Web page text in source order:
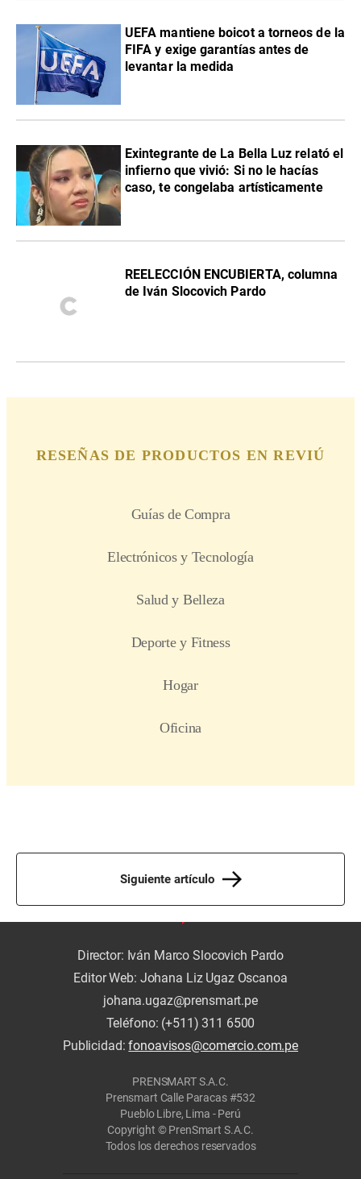
UEFA mantiene boicot a torneos de la
FIFA y exige garantías antes de
levantar la medida
Exintegrante de La Bella Luz relató el
infierno que vivió: Si no le hacías
caso, te congelaba artísticamente
REELECCIÓN ENCUBIERTA, columna
de Iván Slocovich Pardo
Siguiente artículo
Director: Iván Marco Slocovich Pardo
Editor Web: Johana Liz Ugaz Oscanoa
johana.ugaz@prensmart.pe
Teléfono: (+511) 311 6500
Publicidad:fonoavisos@comercio.com.pe
PRENSMART S.A.C.
Prensmart Calle Paracas #532
Pueblo Libre, Lima - Perú
Copyright © PrenSmart S.A.C.
Todos los derechos reservados